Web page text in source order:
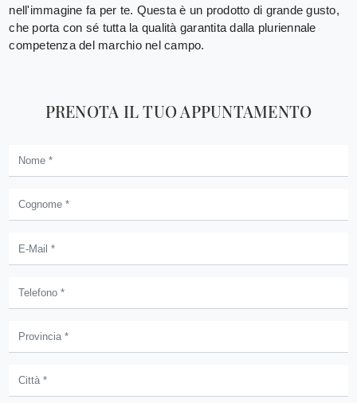
nell'immagine fa per te. Questa è un prodotto di grande gusto,
che porta con sé tutta la qualità garantita dalla pluriennale
competenza del marchio nel campo.
PRENOTA IL TUO APPUNTAMENTO